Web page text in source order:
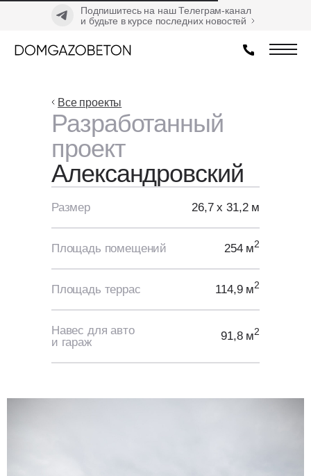
Подпишитесь на наш Телеграм-канал
и будьте в курсе последних новостей
Все проекты
Разработанный
проект
Александровский
Размер 26,7 х 31,2 м
Площадь помещений 254 м2
Площадь террас 114,9 м2
Навес для авто
и гараж
91,8 м2